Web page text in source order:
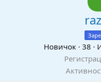
Новичок · 38 ·